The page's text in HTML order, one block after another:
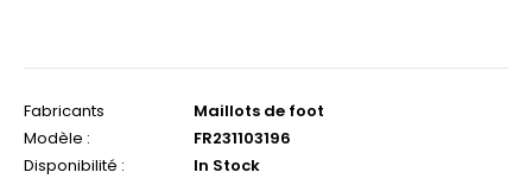
Fabricants
Maillots de foot
Modèle :
FR231103196
Disponibilité :
In Stock